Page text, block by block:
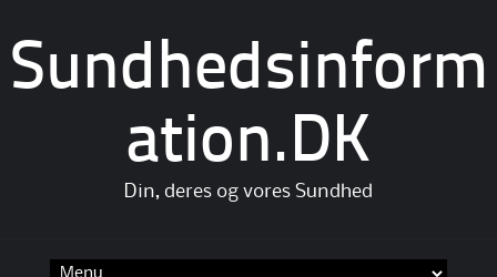
Sundhedsinform
ation.DK
Din, deres og vores Sundhed